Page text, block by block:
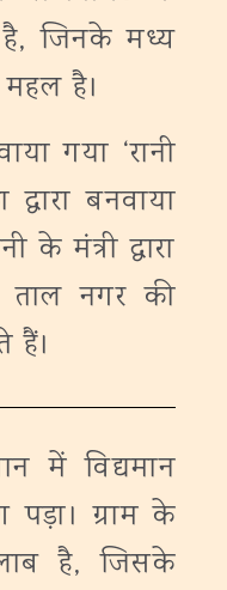
जिनके मध्य
महल है।
गया ‘रानी
बनवाया
के मंत्री द्वारा
ताल नगर की
हैं।
में विद्यमान
ग्राम के
है, जिसके